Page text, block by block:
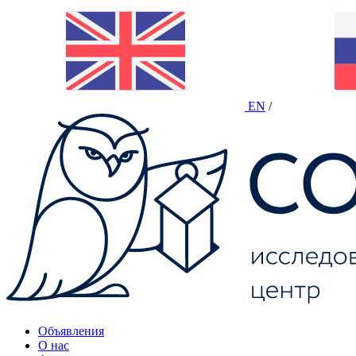
EN /
Объявления
О нас